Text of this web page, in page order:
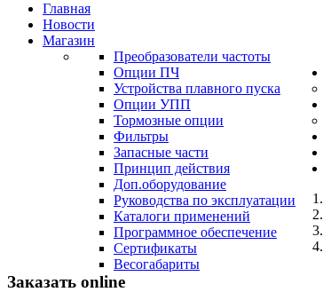
Главная
Новости
Магазин
Преобразователи частоты
Опции ПЧ
Устройства плавного пуска
Опции УПП
Тормозные опции
Фильтры
Запасные части
Принцип действия
Доп.оборудование
Руководства по эксплуатации
Каталоги применений
Программное обеспечение
Сертификаты
Весогабариты
Заказать online